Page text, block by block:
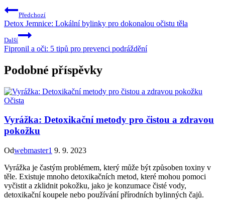
Předchozí
Detox Jemnice: Lokální bylinky pro dokonalou očistu těla
Další
Fipronil a oči: 5 tipů pro prevenci podráždění
Podobné příspěvky
Očista
Vyrážka: Detoxikační metody pro čistou a zdravou
pokožku
Odwebmaster1 9. 9. 2023
Vyrážka je častým problémem, který může být způsoben toxiny v
těle. Existuje mnoho detoxikačních metod, které mohou pomoci
vyčistit a zklidnit pokožku, jako je konzumace čisté vody,
detoxikační koupele nebo používání přírodních bylinných čajů.